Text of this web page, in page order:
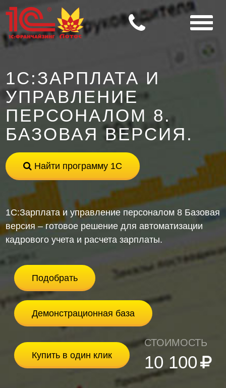
1С:ЗАРПЛАТА И
УПРАВЛЕНИЕ
ПЕРСОНАЛОМ 8.
БАЗОВАЯ ВЕРСИЯ.
Найти программу 1С
1С:Зарплата и управление персоналом 8 Базовая
версия – готовое решение для автоматизации
кадрового учета и расчета зарплаты.
Подобрать
Демонстрационная база
Купить в один клик
СТОИМОСТЬ
10 100